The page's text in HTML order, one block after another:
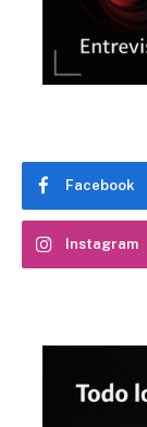
Facebook
Instagram